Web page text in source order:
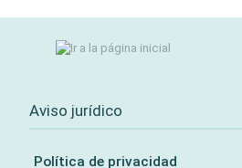
Aviso jurídico
Política de privacidad